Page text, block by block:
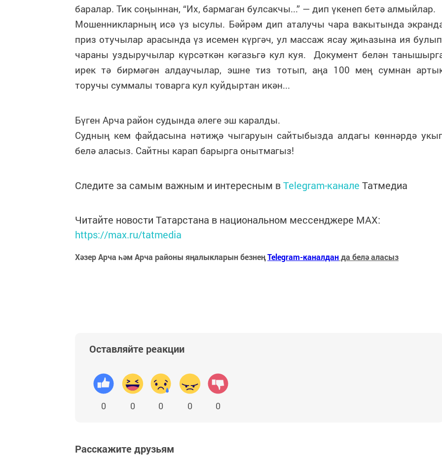
баралар. Тик соңыннан, “Их, бармаган булсакчы...” — дип үкенеп бетә алмыйлар.
Мошенникларның исә үз ысулы. Бәйрәм дип аталучы чара вакытында
приз отучылар арасында үз исемен күргәч, ул массаж ясау җиһазына ия
чараны уздыручылар күрсәткән кәгазьгә кул куя. Документ белән
ирек тә бирмәгән алдаучылар, эшне тиз тотып, аңа 100 мең сумнан
торучы суммалы товарга кул куйдыртан икән...
Бүген Арча район судында әлеге эш каралды.
Судның кем файдасына нәтиҗә чыгаруын сайтыбызда алдагы көннәрдә
белә аласыз. Сайтны карап барырга онытмагыз!
Следите за самым важным и интересным вTelegram-канале Татмедиа
Читайте новости Татарстана в национальном мессенджере MАХ:
https://max.ru/tatmedia
Хәзер Арча һәм Арча районы яңалыкларын безнеңTelegram-каналданда белә аласыз
Оставляйте реакции
0 0 0 0 0
Расскажите друзьям